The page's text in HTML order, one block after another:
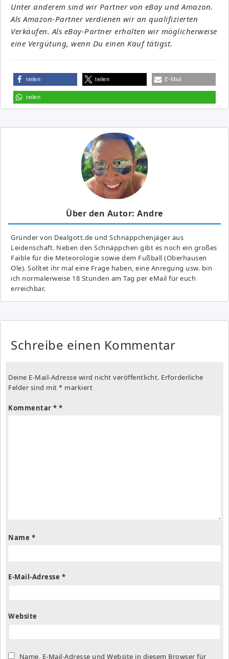
Unter anderem sind wir Partner von eBay und Amazon.
Als Amazon-Partner verdienen wir an qualifizierten
Verkäufen. Als eBay-Partner erhalten wir möglicherweise
eine Vergütung, wenn Du einen Kauf tätigst.
teilen teilen E-Mail
teilen
Über den Autor: Andre
Gründer von Dealgott.de und Schnäppchenjäger aus
Leidenschaft. Neben den Schnäppchen gibt es noch ein großes
Fai­ble für die Meteorologie sowie dem Fußball (Oberhausen
Ole). Solltet ihr mal eine Frage haben, eine Anregung usw. bin
ich normalerweise 18 Stunden am Tag per eMail für euch
erreichbar.
Schreibe einen Kommentar
Deine E-Mail-Adresse wird nicht veröffentlicht. Erforderliche
Felder sind mit * markiert
Kommentar *
Name *
E-Mail-Adresse *
Website
Name, E-Mail-Adresse und Website in diesem Browser für